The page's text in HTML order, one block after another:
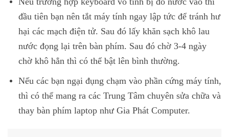
đầu tiên bạn nên tắt máy tính ngay lập tức để tránh hư
hại các mạch điện tử. Sau đó lấy khăn sạch khô lau
nước đọng lại trên bàn phím. Sau đó chờ 3-4 ngày
chờ khô hẳn thì có thể bật lên bình thường.
Nếu các bạn ngại đụng chạm vào phần cứng máy tính,
thì có thể mang ra các Trung Tâm chuyên sửa chữa và
thay bàn phím laptop như Gia Phát Computer.